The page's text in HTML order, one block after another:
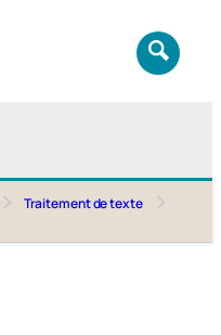
Traitement de texte